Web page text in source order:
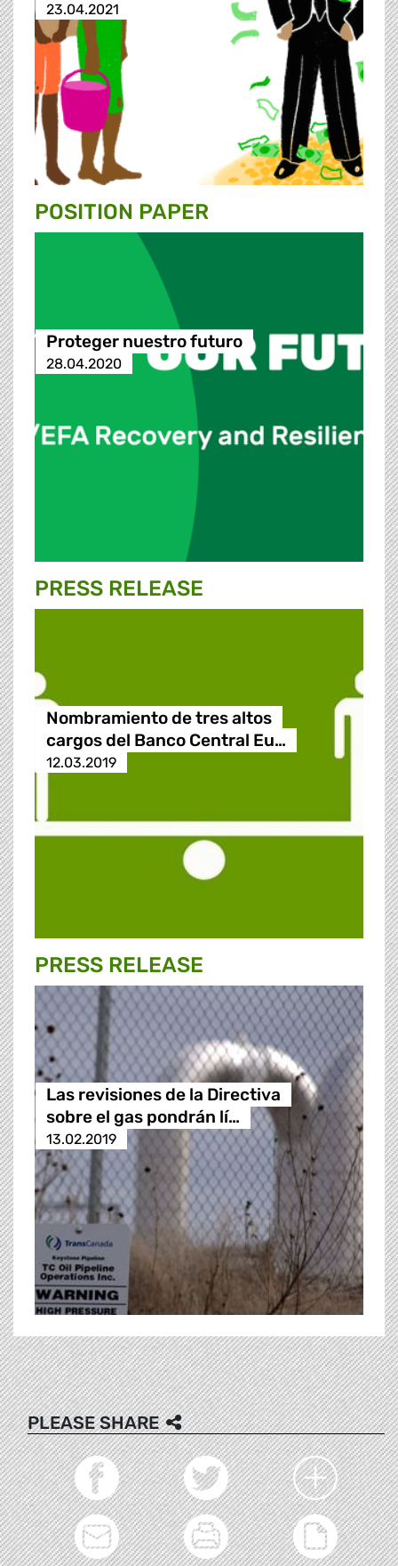
23.04.2021
POSITION PAPER
Proteger nuestro futuro
28.04.2020
PRESS RELEASE
Nombramiento de tres altos
cargos del Banco Central Eu…
12.03.2019
PRESS RELEASE
Las revisiones de la Directiva
sobre el gas pondrán lí…
13.02.2019
PLEASE SHARE